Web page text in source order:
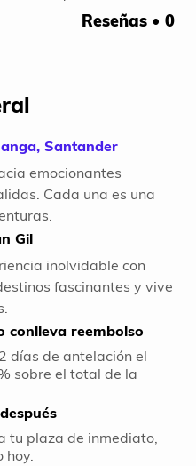
Reseñas • 0
Santander
emocionantes
Cada una es una
Gil
inolvidable con
fascinantes y vive
conlleva reembolso
días de antelación el
sobre el total de la
tu plaza de inmediato,
hoy.